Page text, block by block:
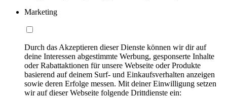
Marketing
Durch das Akzeptieren dieser Dienste können wir dir auf
deine Interessen abgestimmte Werbung, gesponserte Inhalte
oder Rabattaktionen für unsere Webseite oder Produkte
basierend auf deinem Surf- und Einkaufsverhalten anzeigen
sowie deren Erfolge messen. Mit deiner Einwilligung setzen
wir auf dieser Webseite folgende Drittdienste ein: